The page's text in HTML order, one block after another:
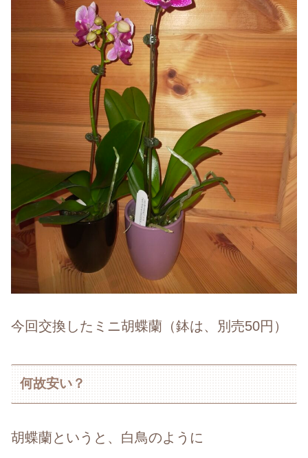
今回交換したミニ胡蝶蘭（鉢は、別売50円）
何故安い？
胡蝶蘭というと、白鳥のように